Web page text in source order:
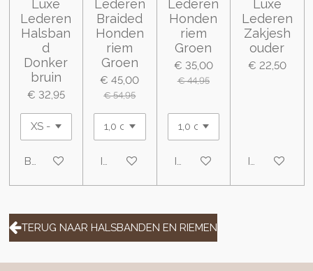
Luxe
Lederen
Halsban
d
Donker
bruin
€ 32,95
Bekijk details
Lederen
Braided
Honden
riem
Groen
€ 45,00
€ 54,95
In winkelwagen
Lederen
Honden
riem
Groen
€ 35,00
€ 44,95
In winkelwagen
Luxe
Lederen
Zakjesh
ouder
€ 22,50
In
TERUG NAAR HALSBANDEN EN RIEMEN